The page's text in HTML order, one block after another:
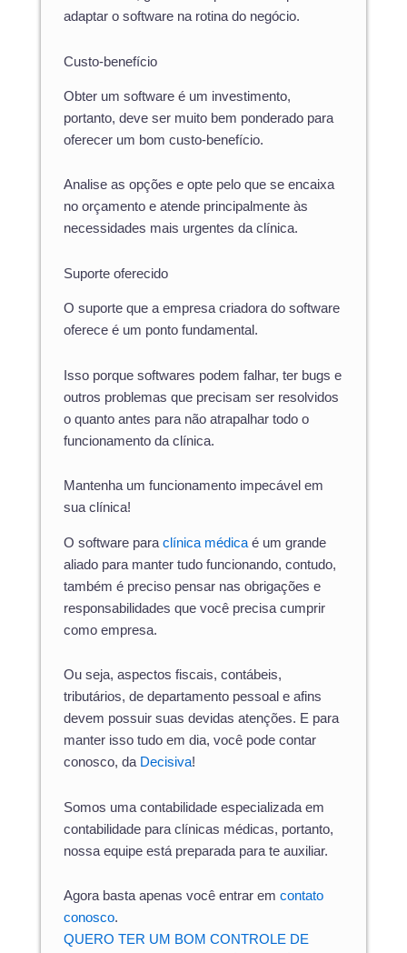
adaptar o software na rotina do negócio.
Custo-benefício
Obter um software é um investimento,
portanto, deve ser muito bem ponderado para
oferecer um bom custo-benefício.
Analise as opções e opte pelo que se encaixa
no orçamento e atende principalmente às
necessidades mais urgentes da clínica.
Suporte oferecido
O suporte que a empresa criadora do software
oferece é um ponto fundamental.
Isso porque softwares podem falhar, ter bugs e
outros problemas que precisam ser resolvidos
o quanto antes para não atrapalhar todo o
funcionamento da clínica.
Mantenha um funcionamento impecável em
sua clínica!
O software para clínica médica é um grande
aliado para manter tudo funcionando, contudo,
também é preciso pensar nas obrigações e
responsabilidades que você precisa cumprir
como empresa.
Ou seja, aspectos fiscais, contábeis,
tributários, de departamento pessoal e afins
devem possuir suas devidas atenções. E para
manter isso tudo em dia, você pode contar
conosco, daDecisiva!
Somos uma contabilidade especializada em
contabilidade para clínicas médicas, portanto,
nossa equipe está preparada para te auxiliar.
Agora basta apenas você entrar em contato
conosco.
QUERO TER UM BOM CONTROLE DE